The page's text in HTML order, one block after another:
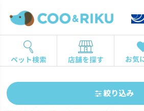
ペット検索 店舗を探す お気
絞り込み